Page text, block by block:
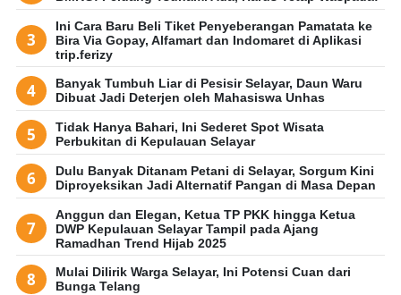
Ini Cara Baru Beli Tiket Penyeberangan Pamatata ke
Bira Via Gopay, Alfamart dan Indomaret di Aplikasi
trip.ferizy
Banyak Tumbuh Liar di Pesisir Selayar, Daun Waru
Dibuat Jadi Deterjen oleh Mahasiswa Unhas
Tidak Hanya Bahari, Ini Sederet Spot Wisata
Perbukitan di Kepulauan Selayar
Dulu Banyak Ditanam Petani di Selayar, Sorgum Kini
Diproyeksikan Jadi Alternatif Pangan di Masa Depan
Anggun dan Elegan, Ketua TP PKK hingga Ketua
DWP Kepulauan Selayar Tampil pada Ajang
Ramadhan Trend Hijab 2025
Mulai Dilirik Warga Selayar, Ini Potensi Cuan dari
Bunga Telang